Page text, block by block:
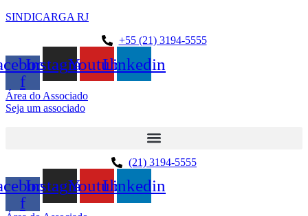
SINDICARGA RJ
+55 (21) 3194-5555
f
InstagramYoutubeLinkedin
Área do Associado
Seja um associado
(21) 3194-5555
f
InstagramYoutubeLinkedin